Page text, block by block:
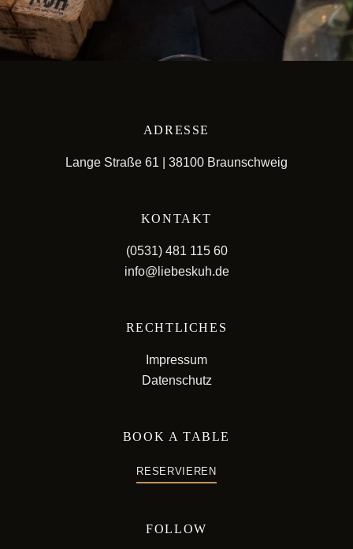
ADRESSE
Lange Straße 61 | 38100 Braunschweig
KONTAKT
(0531) 481 115 60
info@liebeskuh.de
RECHTLICHES
Impressum
Datenschutz
BOOK A TABLE
RESERVIEREN
FOLLOW